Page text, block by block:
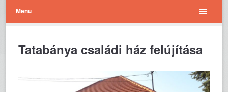
Menu
Tatabánya családi ház felújítása